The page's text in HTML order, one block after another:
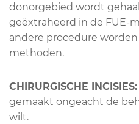
donorgebied wordt
geëxtraheerd in de FUE-
andere procedure
methoden.
CHIRURGISCHE INCISIES:
gemaakt ongeacht de
wilt.